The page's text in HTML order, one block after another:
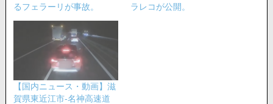
るフェラーリが事故。
ラレコが公開。
【国内ニュース・動画】滋
賀県東近江市-名神高速道